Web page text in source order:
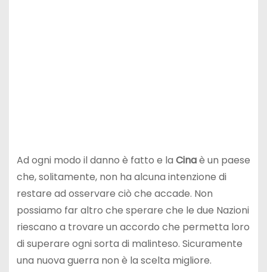
Ad ogni modo il danno è fatto e la Cinaè un paese
che, solitamente, non ha alcuna intenzione di
restare ad osservare ciò che accade. Non
possiamo far altro che sperare che le due Nazioni
riescano a trovare un accordo che permetta loro
di superare ogni sorta di malinteso. Sicuramente
una nuova guerra non è la scelta migliore.